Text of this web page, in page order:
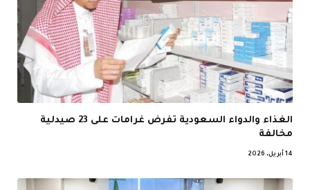
الغذاء والدواء السعودية تفرض غرامات على 23 صيدلية
مخالفة
14 أبريل، 2026